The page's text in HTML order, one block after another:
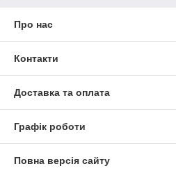
Про нас
Контакти
Доставка та оплата
Графік роботи
Повна версія сайту